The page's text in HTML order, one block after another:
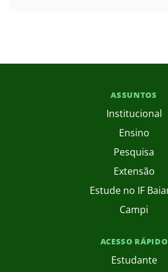
ASSUNTOS
Institucional
Ensino
Pesquisa
Extensão
Estude no IF
Campi
ACESSO RÁPIDO
Estudante